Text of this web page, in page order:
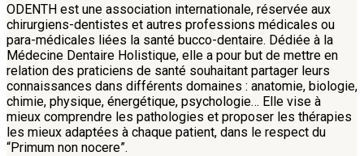
ODENTH est une association internationale, réservée aux
chirurgiens-dentistes et autres professions médicales ou
para-médicales liées la santé bucco-dentaire. Dédiée à la
Médecine Dentaire Holistique, elle a pour but de mettre en
relation des praticiens de santé souhaitant partager leurs
connaissances dans différents domaines : anatomie, biologie,
chimie, physique, énergétique, psychologie… Elle vise à
mieux comprendre les pathologies et proposer les thérapies
les mieux adaptées à chaque patient, dans le respect du
“Primum non nocere”.